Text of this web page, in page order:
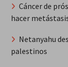
Cáncer de
hacer
Netanyahu
palestinos